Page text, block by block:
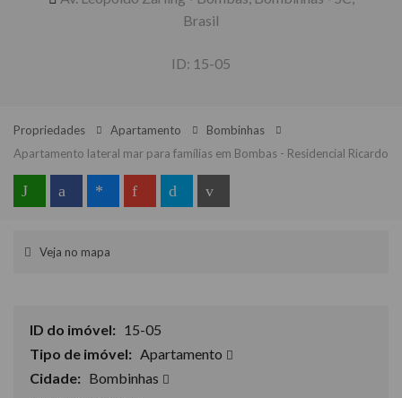
Brasil
ID: 15-05
Propriedades Apartamento
Bombinhas
Apartamento lateral mar para famílias em Bombas - Residencial Ricardo
Veja no mapa
ID do imóvel: 15-05
Tipo de imóvel: Apartamento
Cidade: Bombinhas